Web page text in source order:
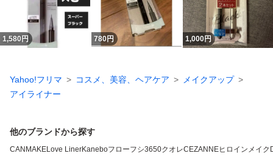
1,580 円 780円 1,000円
Yahoo!フリマ コスメ、美容、ヘアケア
メイクアップ
アイライナー
他のブランドから探す
CANMAKELove LinerKaneboフローフシ3650クオレCEZANNEヒロインメイク